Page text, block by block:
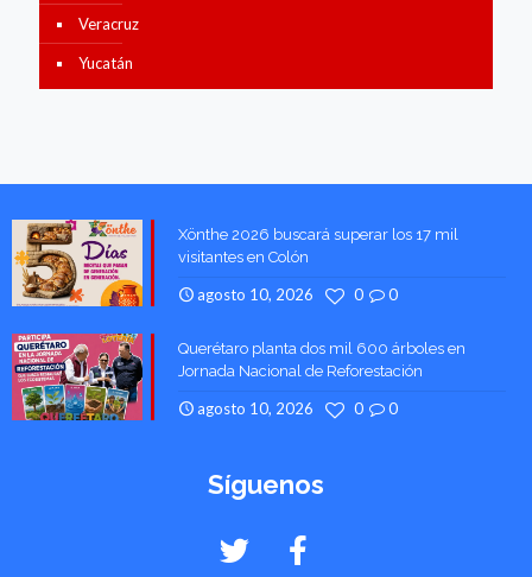
Veracruz
Yucatán
Xönthe 2026 buscará superar los 17 mil
visitantes en Colón
agosto 10, 2026 0
0
Querétaro planta dos mil 600 árboles en
Jornada Nacional de Reforestación
agosto 10, 2026 0
0
Síguenos